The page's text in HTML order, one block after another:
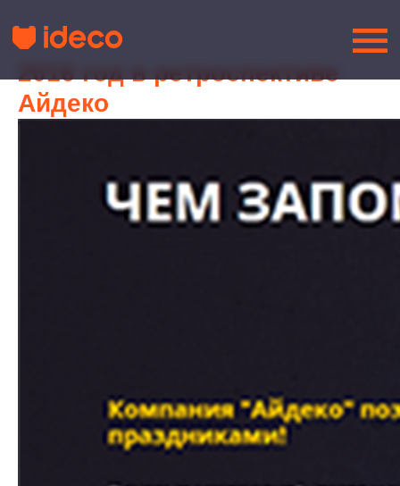
2016 год в ретроспективе
Айдеко